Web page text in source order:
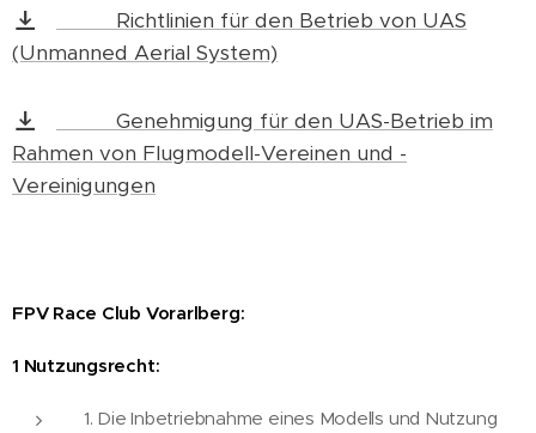
Richtlinien für den Betrieb von UAS
(Unmanned Aerial System)
Genehmigung für den UAS-Betrieb im
Rahmen von Flugmodell-Vereinen und -
Vereinigungen
FPV Race Club Vorarlberg:
1 Nutzungsrecht:
1. Die Inbetriebnahme eines Modells und Nutzung